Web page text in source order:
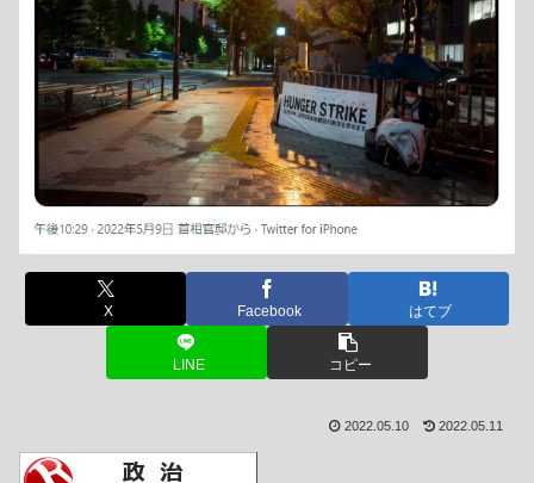
X Facebook はてブ
LINE コピー
2022.05.10 2022.05.11